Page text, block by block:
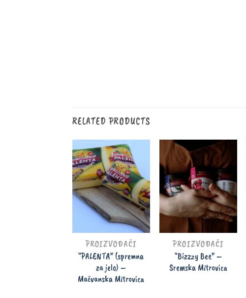
RELATED PRODUCTS
PROIZVOĐAČI
“PALENTA” (spremna
za jelo) –
Mačvanska Mitrovica
PROIZVOĐAČI
“Bizzzy Bee” –
Sremska Mitrovica